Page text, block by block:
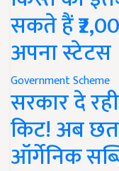
सकते हैं
अपना स्टेटस
Government Scheme
सरकार दे
किट! अब छत
ऑर्गेनिक